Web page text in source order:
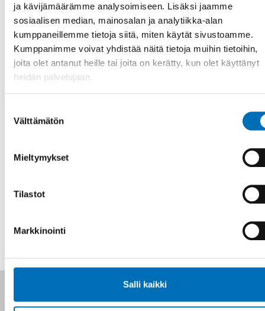
ja kävijämäärämme analysoimiseen. Lisäksi jaamme
sosiaalisen median, mainosalan ja analytiikka-alan
kumppaneillemme tietoja siitä, miten käytät sivustoamme.
Kumppanimme voivat yhdistää näitä tietoja muihin tietoihin,
joita olet antanut heille tai joita on kerätty, kun olet käyttänyt
heidän palvelujaan.
valinta
Välttämätön
Mieltymykset
Tilastot
Markkinointi
Salli kaikki
What does political participation and democracy mean in
the Nordic countries
How inclusive are the political systems in the Nordic
countries. What is Universal Design and accessibility –
participation and democracy?
politicians with disabilities work? Discussions with
Ilmoittautuminen ja tapahtuman tiedot
Seuraa meitä sosiaalisessa mediassa: